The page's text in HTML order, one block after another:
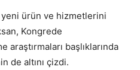
ürün ve hizmetlerini
Kongrede
başlıklarında
de altını çizdi.